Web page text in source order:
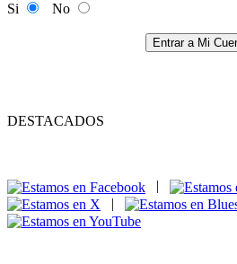
Si
No
Entrar a Mi
DESTACADOS
|